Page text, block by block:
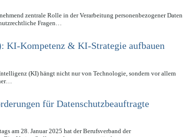
zentrale Rolle in der Verarbeitung personenbezogener Daten
Fragen…
KI-Kompetenz & KI-Strategie aufbauen
(KI) hängt nicht nur von Technologie, sondern vor allem
für Datenschutzbeauftragte
am 28. Januar 2025 hat der Berufsverband der